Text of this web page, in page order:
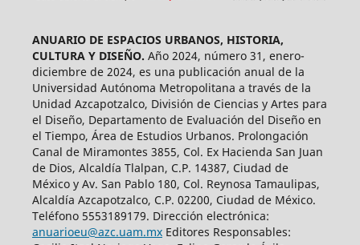
ANUARIO DE ESPACIOS URBANOS, HISTORIA,
CULTURA Y DISEÑO. Año 2024, número 31, enero-
diciembre de 2024, es una publicación anual de la
Universidad Autónoma Metropolitana a través de la
Unidad Azcapotzalco, División de Ciencias y Artes para
el Diseño, Departamento de Evaluación del Diseño en
el Tiempo, Área de Estudios Urbanos. Prolongación
Canal de Miramontes 3855, Col. Ex Hacienda San Juan
de Dios, Alcaldía Tlalpan, C.P. 14387, Ciudad de
México y Av. San Pablo 180, Col. Reynosa Tamaulipas,
Alcaldía Azcapotzalco, C.P. 02200, Ciudad de México.
Teléfono 5553189179. Dirección electrónica:
anuarioeu@azc.uam.mxEditores Responsables: